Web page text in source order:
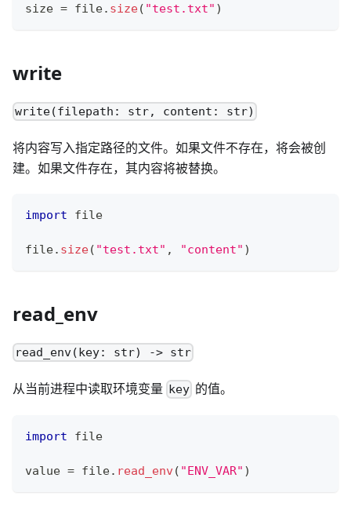
size = file. size( "test.txt" )
write
write(filepath: str, content: str)
将内容写入指定路径的文件。如果文件不存在，将会被创
建。如果文件存在，其内容将被替换。
import file
file. size( "test.txt" , "content" )
read_env
read_env(key: str) -> str
从当前进程中读取环境变量 key 的值。
import file
value = file. read_env ( "ENV_VAR" )